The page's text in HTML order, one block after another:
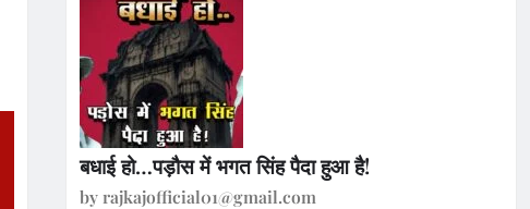
बधाई हो…पड़ौस में भगत सिंह पैदा हुआ है!
by rajkajofficial01@gmail.com